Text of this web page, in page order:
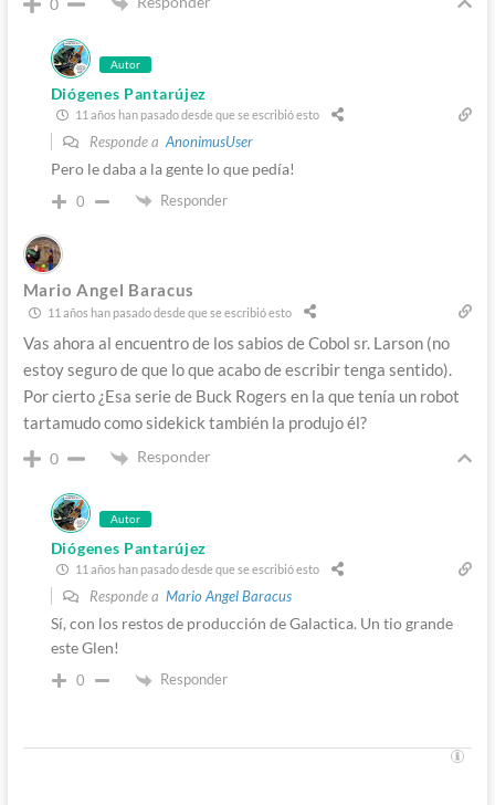
Autor
Diógenes Pantarújez
11 años han pasado desde que se escribió esto
Responde a AnonimusUser
Pero le daba a la gente lo que pedía!
0 Responder
Mario Angel Baracus
11 años han pasado desde que se escribió esto
Vas ahora al encuentro de los sabios de Cobol sr. Larson (no
estoy seguro de que lo que acabo de escribir tenga sentido).
Por cierto ¿Esa serie de Buck Rogers en la que tenía un robot
tartamudo como sidekick también la produjo él?
0 Responder
Autor
Diógenes Pantarújez
11 años han pasado desde que se escribió esto
Responde a Mario Angel Baracus
Sí, con los restos de producción de Galactica. Un tio grande
este Glen!
0 Responder